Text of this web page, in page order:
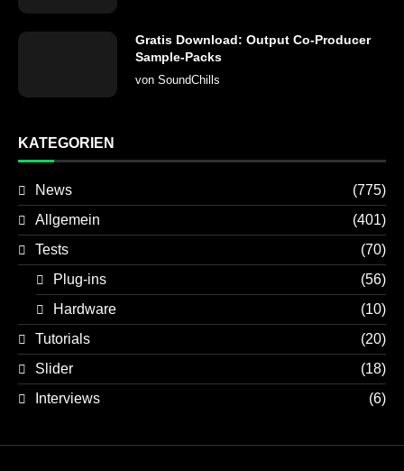
Gratis Download: Output Co-Producer
Sample-Packs
von SoundChills
KATEGORIEN
News
(775)
Allgemein
(401)
Tests
(70)
Plug-ins
(56)
Hardware
(10)
Tutorials
(20)
Slider
(18)
Interviews
(6)